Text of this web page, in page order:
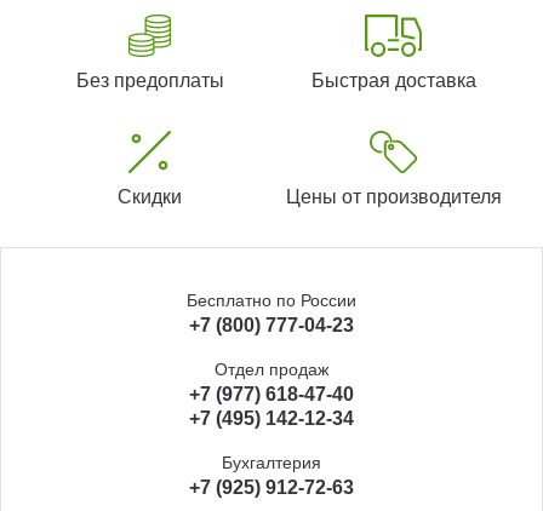
Без предоплаты Быстрая доставка
Скидки Цены от производителя
Бесплатно по России
+7 (800) 777-04-23
Отдел продаж
+7 (977) 618-47-40
+7 (495) 142-12-34
Бухгалтерия
+7 (925) 912-72-63